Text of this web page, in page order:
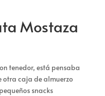
Mostaza
tenedor, está pensaba
caja de almuerzo
snacks